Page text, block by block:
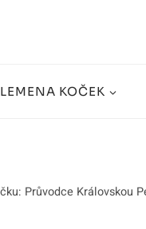
KOČEK
Průvodce Královskou